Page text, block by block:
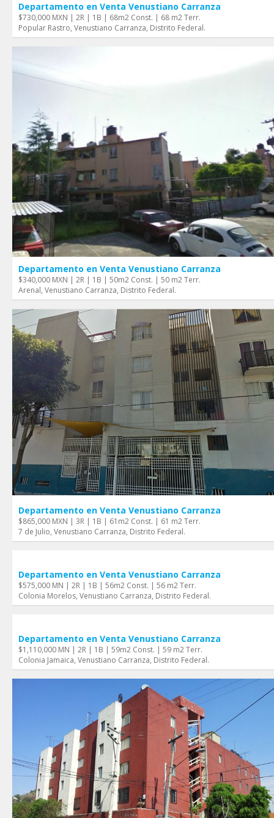
Departamento en Venta Venustiano Carranza
$730,000 MXN | 2R | 1B | 68m2 Const. | 68 m2 Terr.
Popular Rastro, Venustiano Carranza, Distrito Federal.
Departamento en Venta Venustiano Carranza
$340,000 MXN | 2R | 1B | 50m2 Const. | 50 m2 Terr.
Arenal, Venustiano Carranza, Distrito Federal.
Departamento en Venta Venustiano Carranza
$865,000 MXN | 3R | 1B | 61m2 Const. | 61 m2 Terr.
7 de Julio, Venustiano Carranza, Distrito Federal.
Departamento en Venta Venustiano Carranza
$575,000 MN | 2R | 1B | 56m2 Const. | 56 m2 Terr.
Colonia Morelos, Venustiano Carranza, Distrito Federal.
Departamento en Venta Venustiano Carranza
$1,110,000 MN | 2R | 1B | 59m2 Const. | 59 m2 Terr.
Colonia Jamaica, Venustiano Carranza, Distrito Federal.